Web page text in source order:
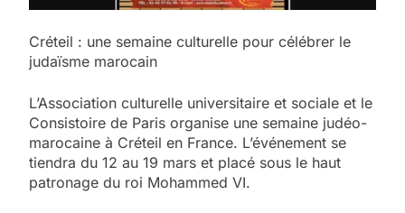
Créteil : une semaine culturelle pour célébrer le
judaïsme marocain
L’Association culturelle universitaire et sociale et le
Consistoire de Paris organise une semaine judéo-
marocaine à Créteil en France. L’événement se
tiendra du 12 au 19 mars et placé sous le haut
patronage du roi Mohammed VI.